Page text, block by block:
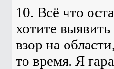
10. Всё что
хотите
взор на
то время. Я